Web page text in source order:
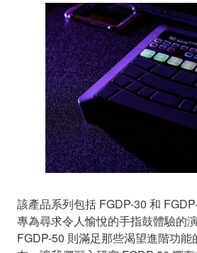
該產品系列包括 FGDP-30 和
專為尋求令人愉悅的手指鼓體驗的
FGDP-50 則滿足那些渴望進階功